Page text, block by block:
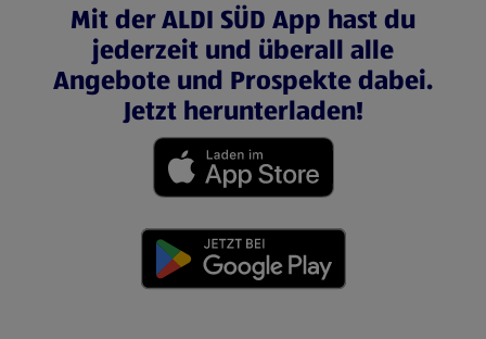
Mit der ALDI SÜD App hast du
jederzeit und überall alle
Angebote und Prospekte dabei.
Jetzt herunterladen!